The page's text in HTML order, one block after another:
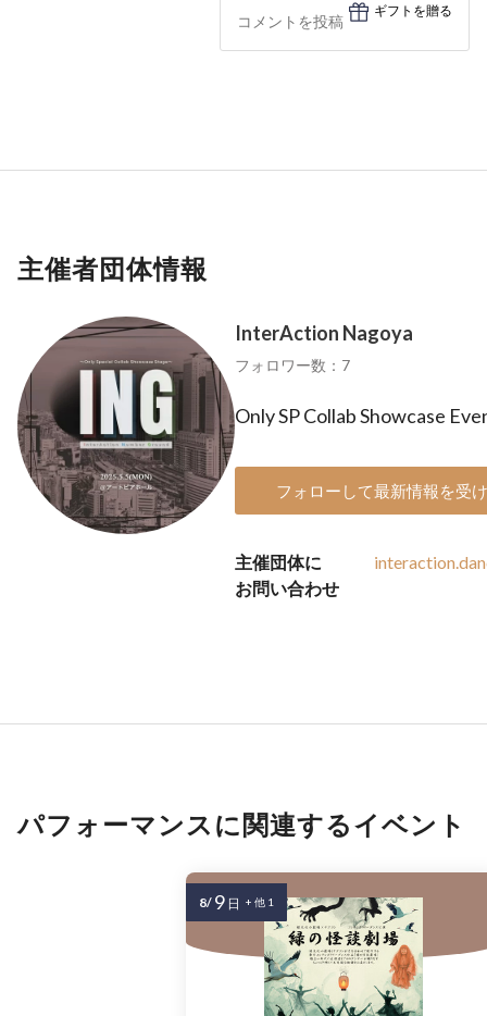
ギフトを贈る
主催者団体情報
InterAction Nagoya
フォロワー数：7
Only SP Collab Showcase
フォローして最新情報を受
主催団体に
お問い合わせ
パフォーマンスに関連するイベント
8/ 9 日 + 他 1